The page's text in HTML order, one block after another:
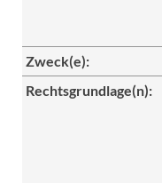
Zweck(e):
Rechtsgrundlage(n):